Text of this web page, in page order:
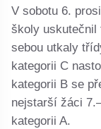
V sobotu 6.
školy uskutečnil
sebou utkaly
kategorii C
kategorii B se
nejstarší žáci
kategorii A.